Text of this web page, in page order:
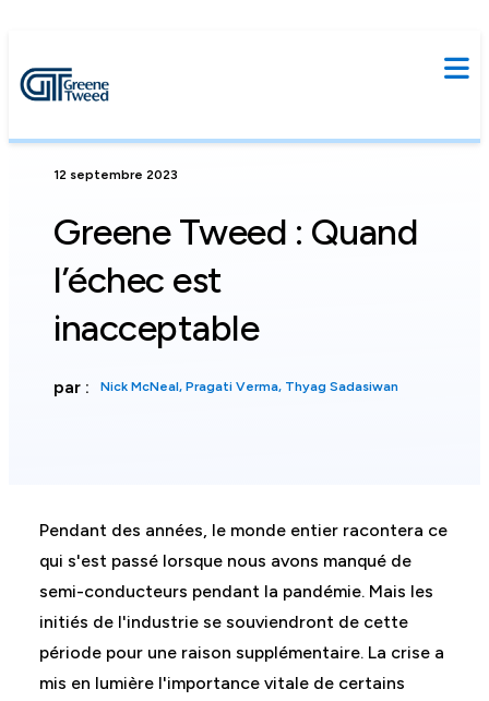
12 septembre 2023
Greene Tweed : Quand
l’échec est
inacceptable
par : Nick McNeal, Pragati Verma, Thyag Sadasiwan
Pendant des années, le monde entier racontera ce
qui s'est passé lorsque nous avons manqué de
semi-conducteurs pendant la pandémie. Mais les
initiés de l'industrie se souviendront de cette
période pour une raison supplémentaire. La crise a
mis en lumière l'importance vitale de certains